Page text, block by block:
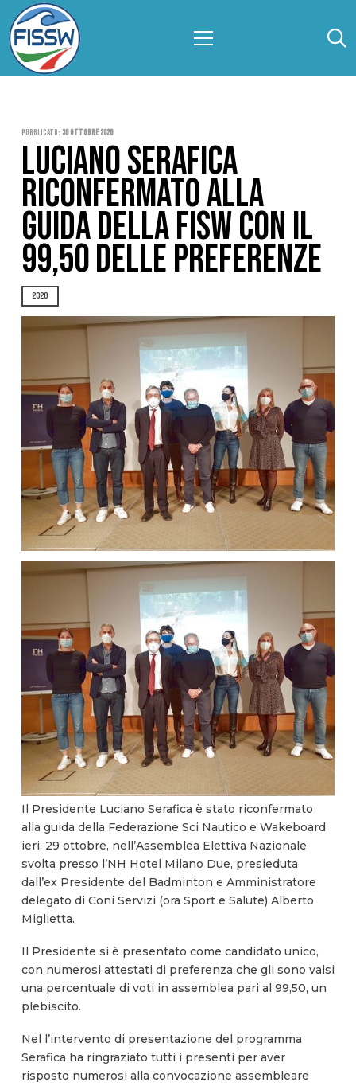
Pubblicato: 30 Ottobre 2020
LUCIANO SERAFICA
RICONFERMATO ALLA
GUIDA DELLA FISW CON IL
99,50 DELLE PREFERENZE
2020
Il Presidente Luciano Serafica è stato riconfermato
alla guida della Federazione Sci Nautico e Wakeboard
ieri, 29 ottobre, nell’Assemblea Elettiva Nazionale
svolta presso l’NH Hotel Milano Due, presieduta
dall’ex Presidente del Badminton e Amministratore
delegato di Coni Servizi (ora Sport e Salute) Alberto
Miglietta.
Il Presidente si è presentato come candidato unico,
con numerosi attestati di preferenza che gli sono valsi
una percentuale di voti in assemblea pari al 99,50, un
plebiscito.
Nel l’intervento di presentazione del programma
Serafica ha ringraziato tutti i presenti per aver
risposto numerosi alla convocazione assembleare